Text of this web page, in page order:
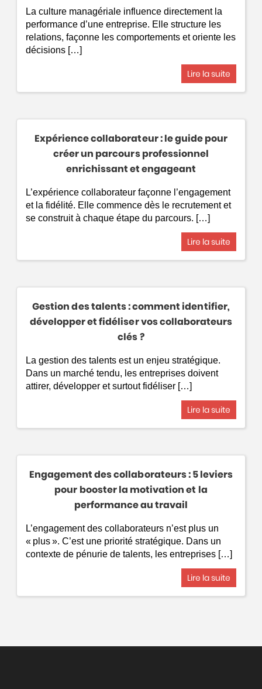
La culture managériale influence directement la
performance d’une entreprise. Elle structure les
relations, façonne les comportements et oriente les
décisions […]
Lire la suite
Expérience collaborateur : le guide pour
créer un parcours professionnel
enrichissant et engageant
L’expérience collaborateur façonne l’engagement
et la fidélité. Elle commence dès le recrutement et
se construit à chaque étape du parcours. […]
Lire la suite
Gestion des talents : comment identifier,
développer et fidéliser vos collaborateurs
clés ?
La gestion des talents est un enjeu stratégique.
Dans un marché tendu, les entreprises doivent
attirer, développer et surtout fidéliser […]
Lire la suite
Engagement des collaborateurs : 5 leviers
pour booster la motivation et la
performance au travail
L’engagement des collaborateurs n’est plus un
« plus ». C’est une priorité stratégique. Dans un
contexte de pénurie de talents, les entreprises […]
Lire la suite